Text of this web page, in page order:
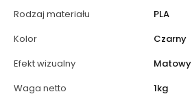
Rodzaj materiału
PLA
Kolor
Czarny
Efekt wizualny
Matowy
Waga netto
1kg